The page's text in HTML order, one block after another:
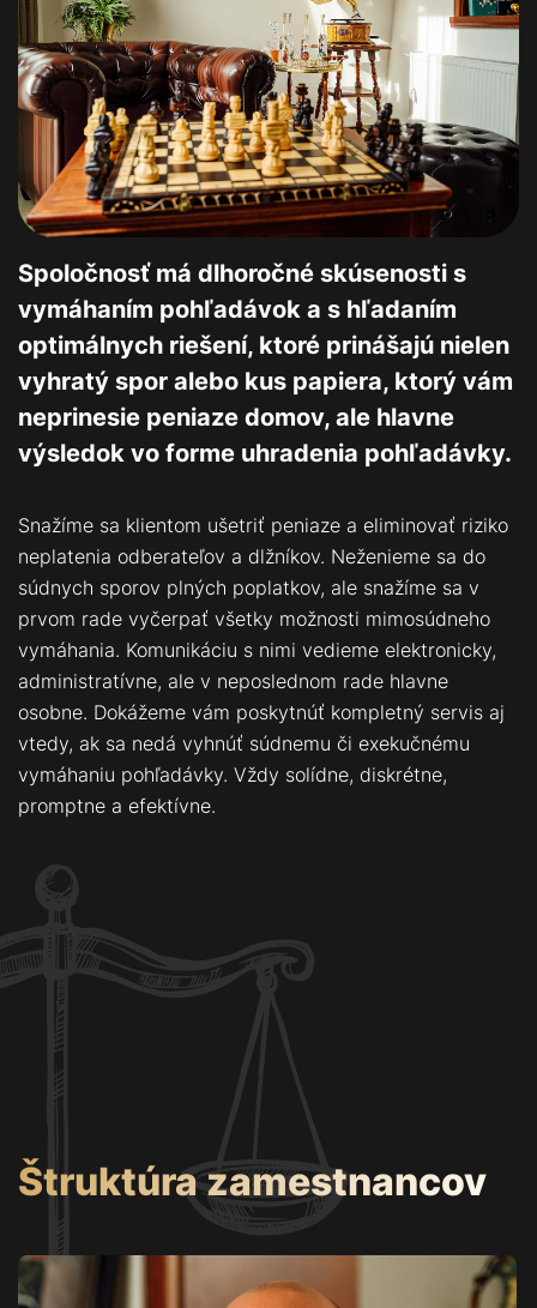
Spoločnosť má dlhoročné skúsenosti s
vymáhaním pohľadávok a s hľadaním
optimálnych riešení, ktoré prinášajú nielen
vyhratý spor alebo kus papiera, ktorý vám
neprinesie peniaze domov, ale hlavne
výsledok vo forme uhradenia pohľadávky.
Snažíme sa klientom ušetriť peniaze a eliminovať riziko
neplatenia odberateľov a dlžníkov. Neženieme sa do
súdnych sporov plných poplatkov, ale snažíme sa v
prvom rade vyčerpať všetky možnosti mimosúdneho
vymáhania. Komunikáciu s nimi vedieme elektronicky,
administratívne, ale v neposlednom rade hlavne
osobne. Dokážeme vám poskytnúť kompletný servis aj
vtedy, ak sa nedá vyhnúť súdnemu či exekučnému
vymáhaniu pohľadávky. Vždy solídne, diskrétne,
promptne a efektívne.
Štruktúra zamestnancov